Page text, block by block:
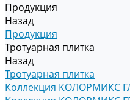
Продукция
Назад
Продукция
Тротуарная плитка
Назад
Тротуарная плитка
Коллекция КОЛОРМИКС